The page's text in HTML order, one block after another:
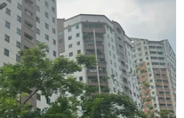
tục tăng,
đồng mỗi